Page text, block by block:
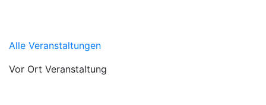
Alle Veranstaltungen
Vor Ort Veranstaltung